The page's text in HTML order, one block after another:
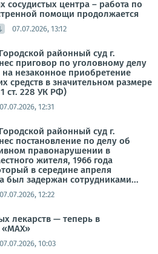
сосудистых центра – работа по
помощи продолжается
07.07.2026, 13:12
районный суд г.
приговор по уголовному делу
незаконное приобретение
средств в значительном размере
ст. 228 УК РФ)
07.07.2026, 12:31
районный суд г.
постановление по делу об
правонарушении в
жителя, 1966 года
в середине апреля
был задержан сотрудниками...
07.07.2026, 12:22
лекарств — теперь в
«МАХ»
07.07.2026, 10:03